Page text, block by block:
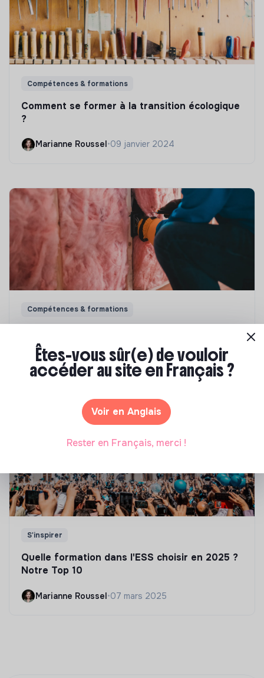
Compétences & formations
Comment se former à la transition écologique
?
Marianne Roussel •09 janvier 2024
Compétences & formations
énergétique des bâtiments
Marianne Roussel•21 janvier 2025
S'inspirer
Quelle formation dans l'ESS choisir en 2025 ?
Notre Top 10
Marianne Roussel•07 mars 2025
Êtes-vous sûr(e) de vouloir
accéder au site en Français ?
Voir en Anglais
Rester en Français, merci !